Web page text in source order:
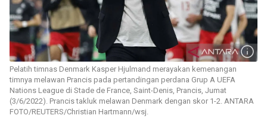
Pelatih timnas Denmark Kasper Hjulmand merayakan kemenangan
timnya melawan Prancis pada pertandingan perdana Grup A UEFA
Nations League di Stade de France, Saint-Denis, Prancis, Jumat
(3/6/2022). Prancis takluk melawan Denmark dengan skor 1-2. ANTARA
FOTO/REUTERS/Christian Hartmann/wsj.